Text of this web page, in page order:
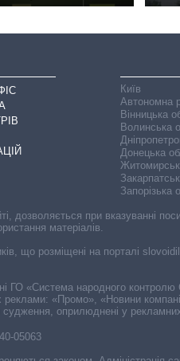
Київ
Автономна
Вінницька
Волинська
Донецька
Запорізька
05063
дозволяється при вказуванні
матеріалів.
що розміщені на порталі
ГО «Система народного
реклами: «Промо», «Новини
судження, оприлюднені у